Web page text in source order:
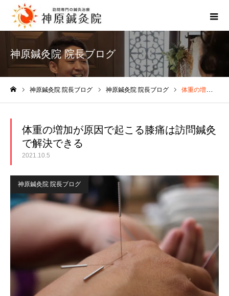
神原鍼灸院 院長ブログ
神原鍼灸院 院長ブログ 神原鍼灸院 院長ブログ 体重の増加が原因で起こる膝痛は訪問鍼灸で解決できる
体重の増加が原因で起こる膝痛は訪問鍼灸
で解決できる
2021.10.5
神原鍼灸院 院長ブログ